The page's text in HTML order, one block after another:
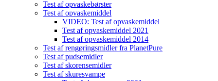
Test af opvaskebørster
Test af opvaskemiddel
VIDEO: Test af opvaskemiddel
Test af opvaskemiddel 2021
Test af opvaskemiddel 2014
Test af rengøringsmidler fra PlanetPure
Test af pudsemidler
Test af skorensemidler
Test af skuresvampe